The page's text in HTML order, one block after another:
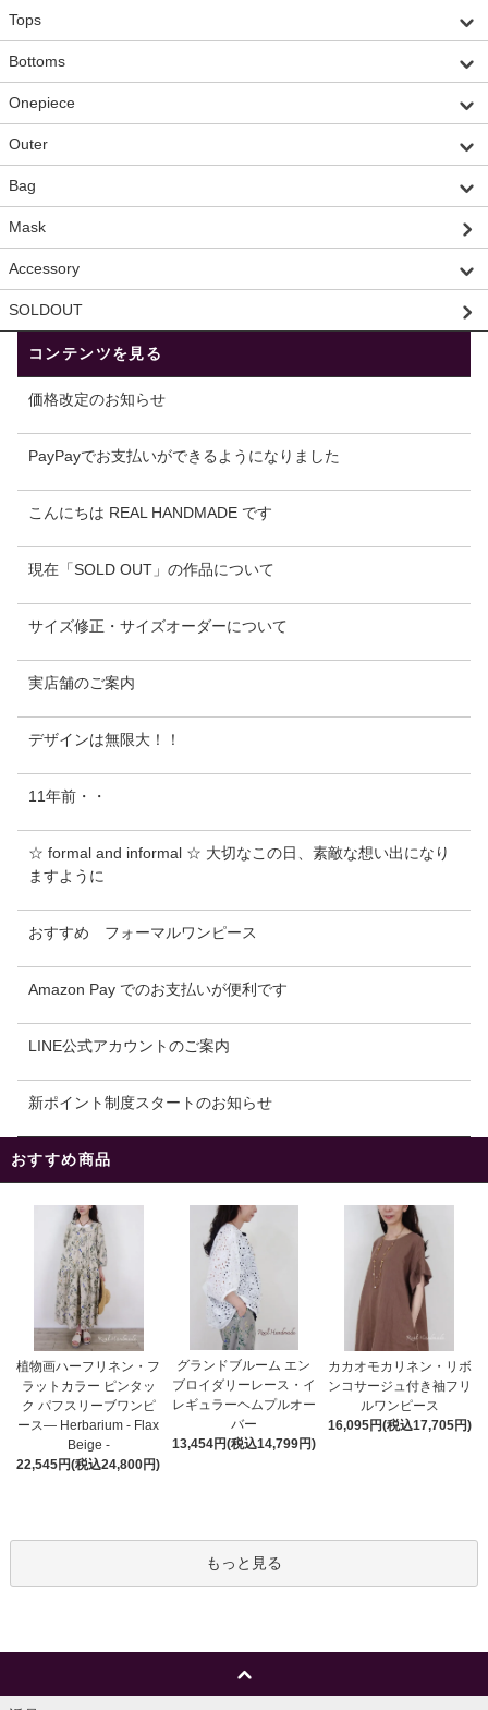
Tops
Bottoms
Onepiece
Outer
Bag
Mask
Accessory
SOLDOUT
コンテンツを見る
価格改定のお知らせ
PayPayでお支払いができるようになりました
こんにちは REAL HANDMADE です
現在「SOLD OUT」の作品について
サイズ修正・サイズオーダーについて
実店舗のご案内
デザインは無限大！！
11年前・・
☆ formal and informal ☆ 大切なこの日、素敵な想い出になり
ますように
おすすめ フォーマルワンピース
Amazon Pay でのお支払いが便利です
LINE公式アカウントのご案内
新ポイント制度スタートのお知らせ
おすすめ商品
植物画ハーフリネン・フ
ラットカラー ピンタッ
ク パフスリーブワンピ
ース― Herbarium - Flax
Beige -
22,545円(税込24,800円)
グランドブルーム エン
ブロイダリーレース・イ
レギュラーヘムプルオー
バー
13,454円(税込14,799円)
カカオモカリネン・リボ
ンコサージュ付き袖フリ
ルワンピース
16,095円(税込17,705円)
もっと見る